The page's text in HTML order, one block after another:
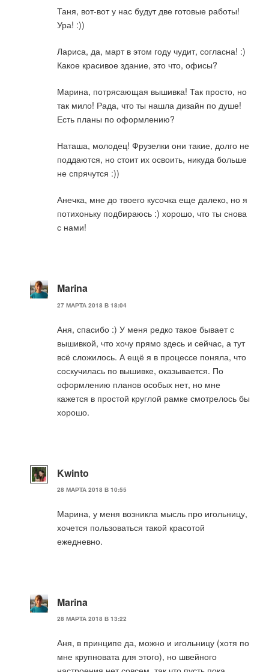
Таня, вот-вот у нас будут две готовые работы!
Ура! :))
Лариса, да, март в этом году чудит, согласна! :)
Какое красивое здание, это что, офисы?
Марина, потрясающая вышивка! Так просто, но
так мило! Рада, что ты нашла дизайн по душе!
Есть планы по оформлению?
Наташа, молодец! Фрузелки они такие, долго не
поддаются, но стоит их освоить, никуда больше
не спрячутся :))
Анечка, мне до твоего кусочка еще далеко, но я
потихоньку подбираюсь :) хорошо, что ты снова
с нами!
Marina
27 МАРТА 2018 В 18:04
Аня, спасибо :) У меня редко такое бывает с
вышивкой, что хочу прямо здесь и сейчас, а тут
всё сложилось. А ещё я в процессе поняла, что
соскучилась по вышивке, оказывается. По
оформлению планов особых нет, но мне
кажется в простой круглой рамке смотрелось бы
хорошо.
Kwinto
28 МАРТА 2018 В 10:55
Марина, у меня возникла мысль про игольницу,
хочется пользоваться такой красотой
ежедневно.
Marina
28 МАРТА 2018 В 13:22
Аня, в принципе да, можно и игольницу (хотя по
мне крупновата для этого), но швейного